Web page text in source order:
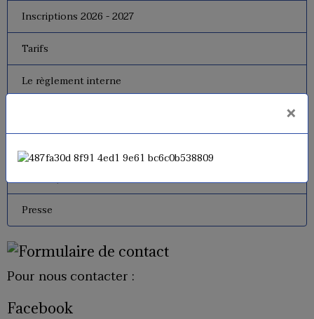
Inscriptions 2026 - 2027
Tarifs
Le règlement interne
Presse
Pour nous contacter :
Facebook
×